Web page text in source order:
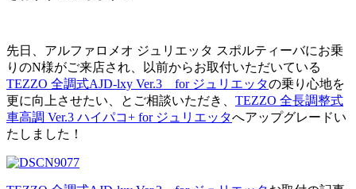
先日、アルファロメオ ジュリエッタ スポルティーバにお乗
りのN様がご来店され、以前からお取付いただいている
TEZZO 全調式AJD-lxy Ver.3 for ジュリエッタの乗り心地を
更に向上させたい、とご相談いただき、 TEZZO 全長調整式
車高調 Ver.3 ハイパコ+ for ジュリエッタへアップグレードい
たしました！